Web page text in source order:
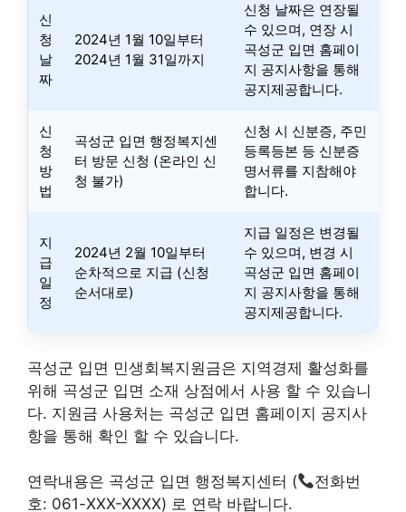
신
청
날
짜
2024년 1월 10일부터
2024년 1월 31일까지
신청 날짜은 연장될
수 있으며, 연장 시
곡성군 입면 홈페이
지 공지사항을 통해
공지제공합니다.
신
청
방
법
곡성군 입면 행정복지센
터 방문 신청 (온라인 신
청 불가)
신청 시 신분증, 주민
등록등본 등 신분증
명서류를 지참해야
합니다.
지
급
일
정
2024년 2월 10일부터
순차적으로 지급 (신청
순서대로)
지급 일정은 변경될
수 있으며, 변경 시
곡성군 입면 홈페이
지 공지사항을 통해
공지제공합니다.
곡성군 입면 민생회복지원금은 지역경제 활성화를
위해 곡성군 입면 소재 상점에서 사용 할 수 있습니
다. 지원금 사용처는 곡성군 입면 홈페이지 공지사
항을 통해 확인 할 수 있습니다.
연락내용은 곡성군 입면 행정복지센터 (
전화번
호: 061-XXX-XXXX) 로 연락 바랍니다.